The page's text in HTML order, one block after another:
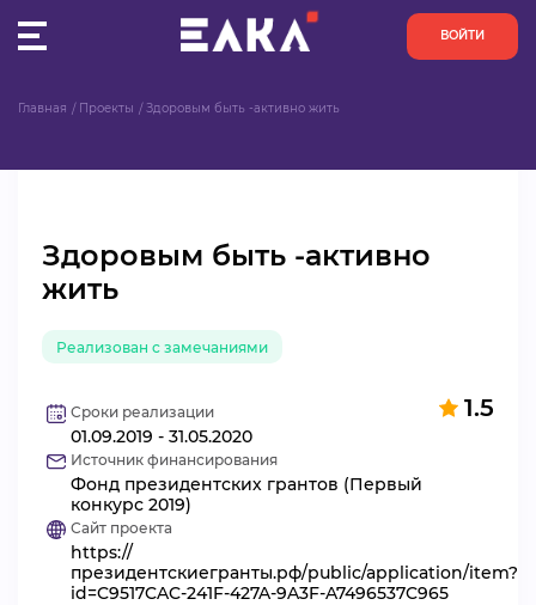
ВОЙТИ
ОРГАНИЗАЦИИ
АНАЛИТИКА
БАЗА ЗНАНИЙ
ВИДЕОКУРСЫ
Главная Проекты Здоровым быть -активно жить
Здоровым быть -активно
жить
Реализован с замечаниями
1.5
Сроки реализации
01.09.2019 - 31.05.2020
Источник финансирования
Фонд президентских грантов (Первый
конкурс 2019)
Сайт проекта
https://
президентскиегранты.рф/public/application/item?
id=C9517CAC-241F-427A-9A3F-A7496537C965